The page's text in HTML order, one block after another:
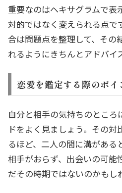
重要なのはヘキサグラムで表
対的ではなく変えられる点で
合は問題点を整理して、その
れるようにきちんとアドバイ
恋愛を鑑定する際のポイ
自分と相手の気持ちのところ
ドをよく見ましょう。その
るほど、二人の間に溝がある
相手がおらず、出会いの可能
だその時期ではないのかもし